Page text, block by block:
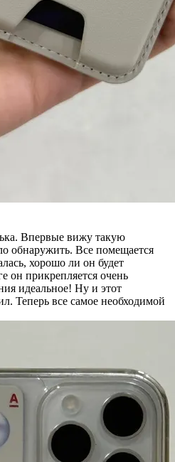
Впервые вижу такую
обнаружить. Все помещается
хорошо ли он будет
он прикрепляется очень
идеальное! Ну и этот
Теперь все самое необходимой